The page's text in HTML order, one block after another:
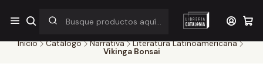
¡Por pocos días! Despacho a $1.000 en RM por compras sobre
$38.000
Inicio Catálogo Narrativa
Literatura Latinoamericana
Vikinga Bonsai